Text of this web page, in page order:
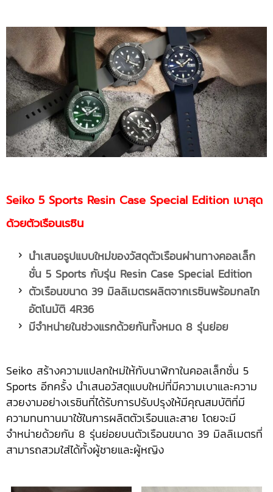
Seiko 5 Sports Resin Case Special Edition เบาสุด
ด้วยตัวเรือนเรซิน
นำเสนอรูปแบบใหม่ของวัสดุตัวเรือนผ่านทางคอลเล็ก
ชั่น 5 Sports กับรุ่น Resin Case Special Edition
ตัวเรือนขนาด 39 มิลลิเมตรผลิตจากเรซินพร้อมกลไก
อัตโนมัติ 4R36
มีจำหน่ายในช่วงแรกด้วยกันทั้งหมด 8 รุ่นย่อย
Seiko สร้างความแปลกใหม่ให้กับนาฬิกาในคอลเล็กชั่น 5
Sports อีกครั้ง นำเสนอวัสดุแบบใหม่ที่มีความเบาและความ
สวยงามอย่างเรซินที่ได้รับการปรับปรุงให้มีคุณสมบัติที่มี
ความทนทานมาใช้ในการผลิตตัวเรือนและสาย โดยจะมี
จำหน่ายด้วยกัน 8 รุ่นย่อยบนตัวเรือนขนาด 39 มิลลิเมตรที่
สามารถสวมใส่ได้ทั้งผู้ชายและผู้หญิง